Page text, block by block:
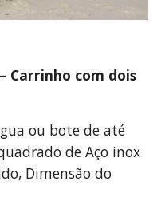
Carrinho com dois
ou bote de até
de Aço inox
Dimensão do